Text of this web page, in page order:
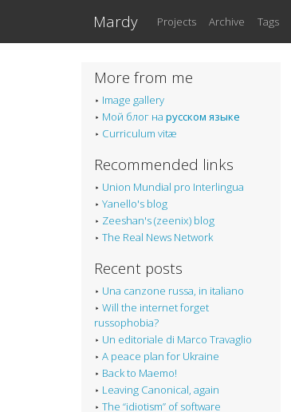
Mardy Projects Archive Tags
More from me
Image gallery
Мой блог на русском языке
Curriculum vitæ
Recommended links
Union Mundial pro Interlingua
Yanello's blog
Zeeshan's (zeenix) blog
The Real News Network
Recent posts
Una canzone russa, in italiano
Will the internet forget
russophobia?
Un editoriale di Marco Travaglio
A peace plan for Ukraine
Back to Maemo!
Leaving Canonical, again
The “idiotism” of software